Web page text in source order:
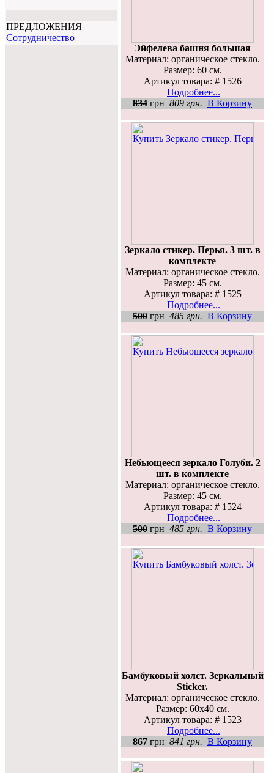
ПРЕДЛОЖЕНИЯ
Cотрудничество
Эйфелева башня большая
Материал: органическое стекло.
Размер: 60 см.
Артикул товара: # 1526
Подробнее...
834 грн 809 грн. В Корзину
Зеркало стикер. Перья. 3 шт. в
комплекте
Материал: органическое стекло.
Размер: 45 см.
Артикул товара: # 1525
Подробнее...
500 грн 485 грн. В Корзину
Небьющееся зеркало Голуби. 2
шт. в комплекте
Материал: органическое стекло.
Размер: 45 см.
Артикул товара: # 1524
Подробнее...
500 грн 485 грн. В Корзину
Бамбуковый холст. Зеркальный
Sticker.
Материал: органическое стекло.
Размер: 60х40 см.
Артикул товара: # 1523
Подробнее...
867 грн 841 грн. В Корзину